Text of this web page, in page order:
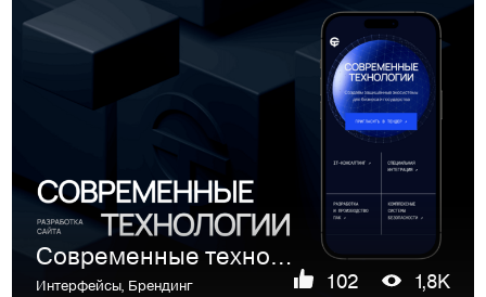
Современные технологии | Сайт
Интерфейсы, Брендинг 102 1,8K